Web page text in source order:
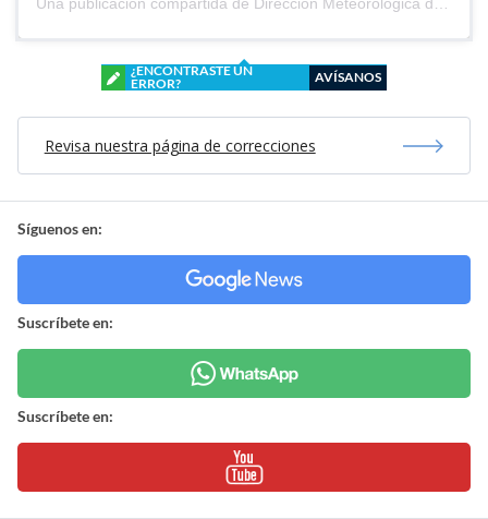
Una publicación compartida de Dirección Meteorológica de Chile (@meteochile)
¿ENCONTRASTE UN
ERROR?
AVÍSANOS
Revisa nuestra página de correcciones
Síguenos en:
Suscríbete en:
Suscríbete en: